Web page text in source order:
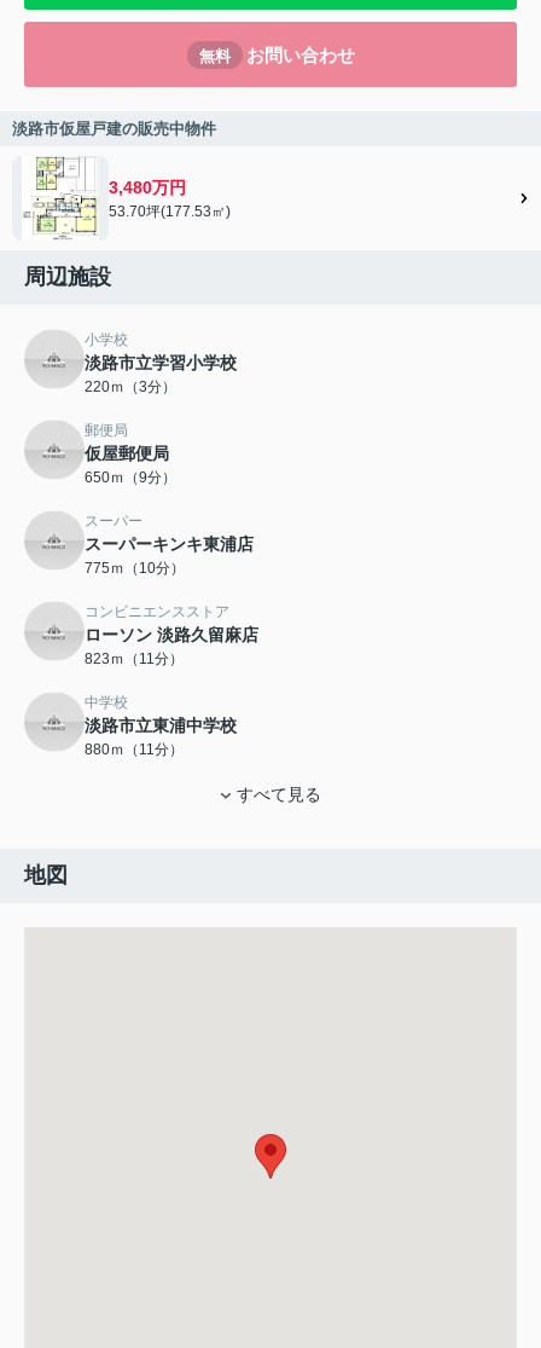
無料 お問い合わせ
淡路市仮屋戸建の販売中物件
3,480万円
53.70坪(177.53㎡)
周辺施設
小学校
淡路市立学習小学校
220ｍ（3分）
郵便局
仮屋郵便局
650ｍ（9分）
スーパー
スーパーキンキ東浦店
775ｍ（10分）
コンビニエンスストア
ローソン 淡路久留麻店
823ｍ（11分）
中学校
淡路市立東浦中学校
880ｍ（11分）
すべて見る
地図